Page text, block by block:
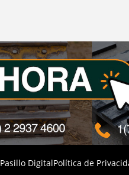
Pasillo DigitalPolítica de